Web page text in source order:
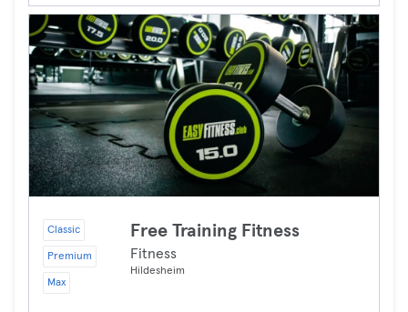
Classic
Premium
Max
Free Training Fitness
Fitness
Hildesheim